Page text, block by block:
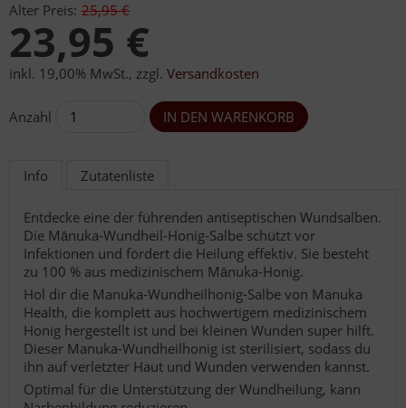
Alter Preis: 25,95 €
23,95 €
inkl. 19,00% MwSt., zzgl. Versandkosten
Anzahl
Info Zutatenliste
Entdecke eine der führenden antiseptischen Wundsalben.
Die Mānuka-Wundheil-Honig-Salbe schützt vor
Infektionen und fördert die Heilung effektiv. Sie besteht
zu 100 % aus medizinischem Mānuka-Honig.
Hol dir die Manuka-Wundheilhonig-Salbe von Manuka
Health, die komplett aus hochwertigem medizinischem
Honig hergestellt ist und bei kleinen Wunden super hilft.
Dieser Manuka-Wundheilhonig ist sterilisiert, sodass du
ihn auf verletzter Haut und Wunden verwenden kannst.
Optimal für die Unterstützung der Wundheilung, kann